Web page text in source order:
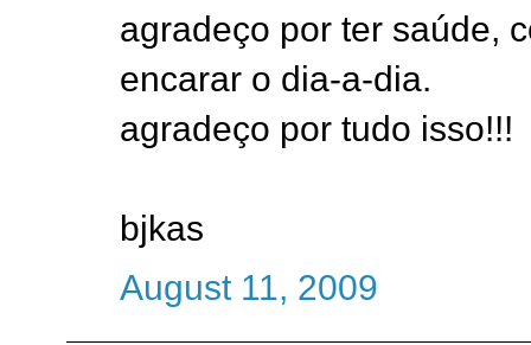
agradeço por ter saúde,
encarar o dia-a-dia.
agradeço por tudo isso!!!
bjkas
August 11, 2009